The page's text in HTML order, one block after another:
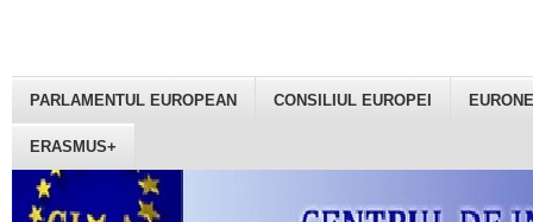
PARLAMENTUL EUROPEAN CONSILIUL EUROPEI
ERASMUS+